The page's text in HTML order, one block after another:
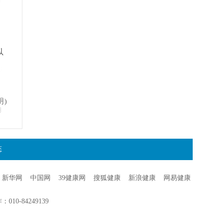
)
新华网 中国网 39健康网 搜狐健康 新浪健康
网易健康
010-84249139